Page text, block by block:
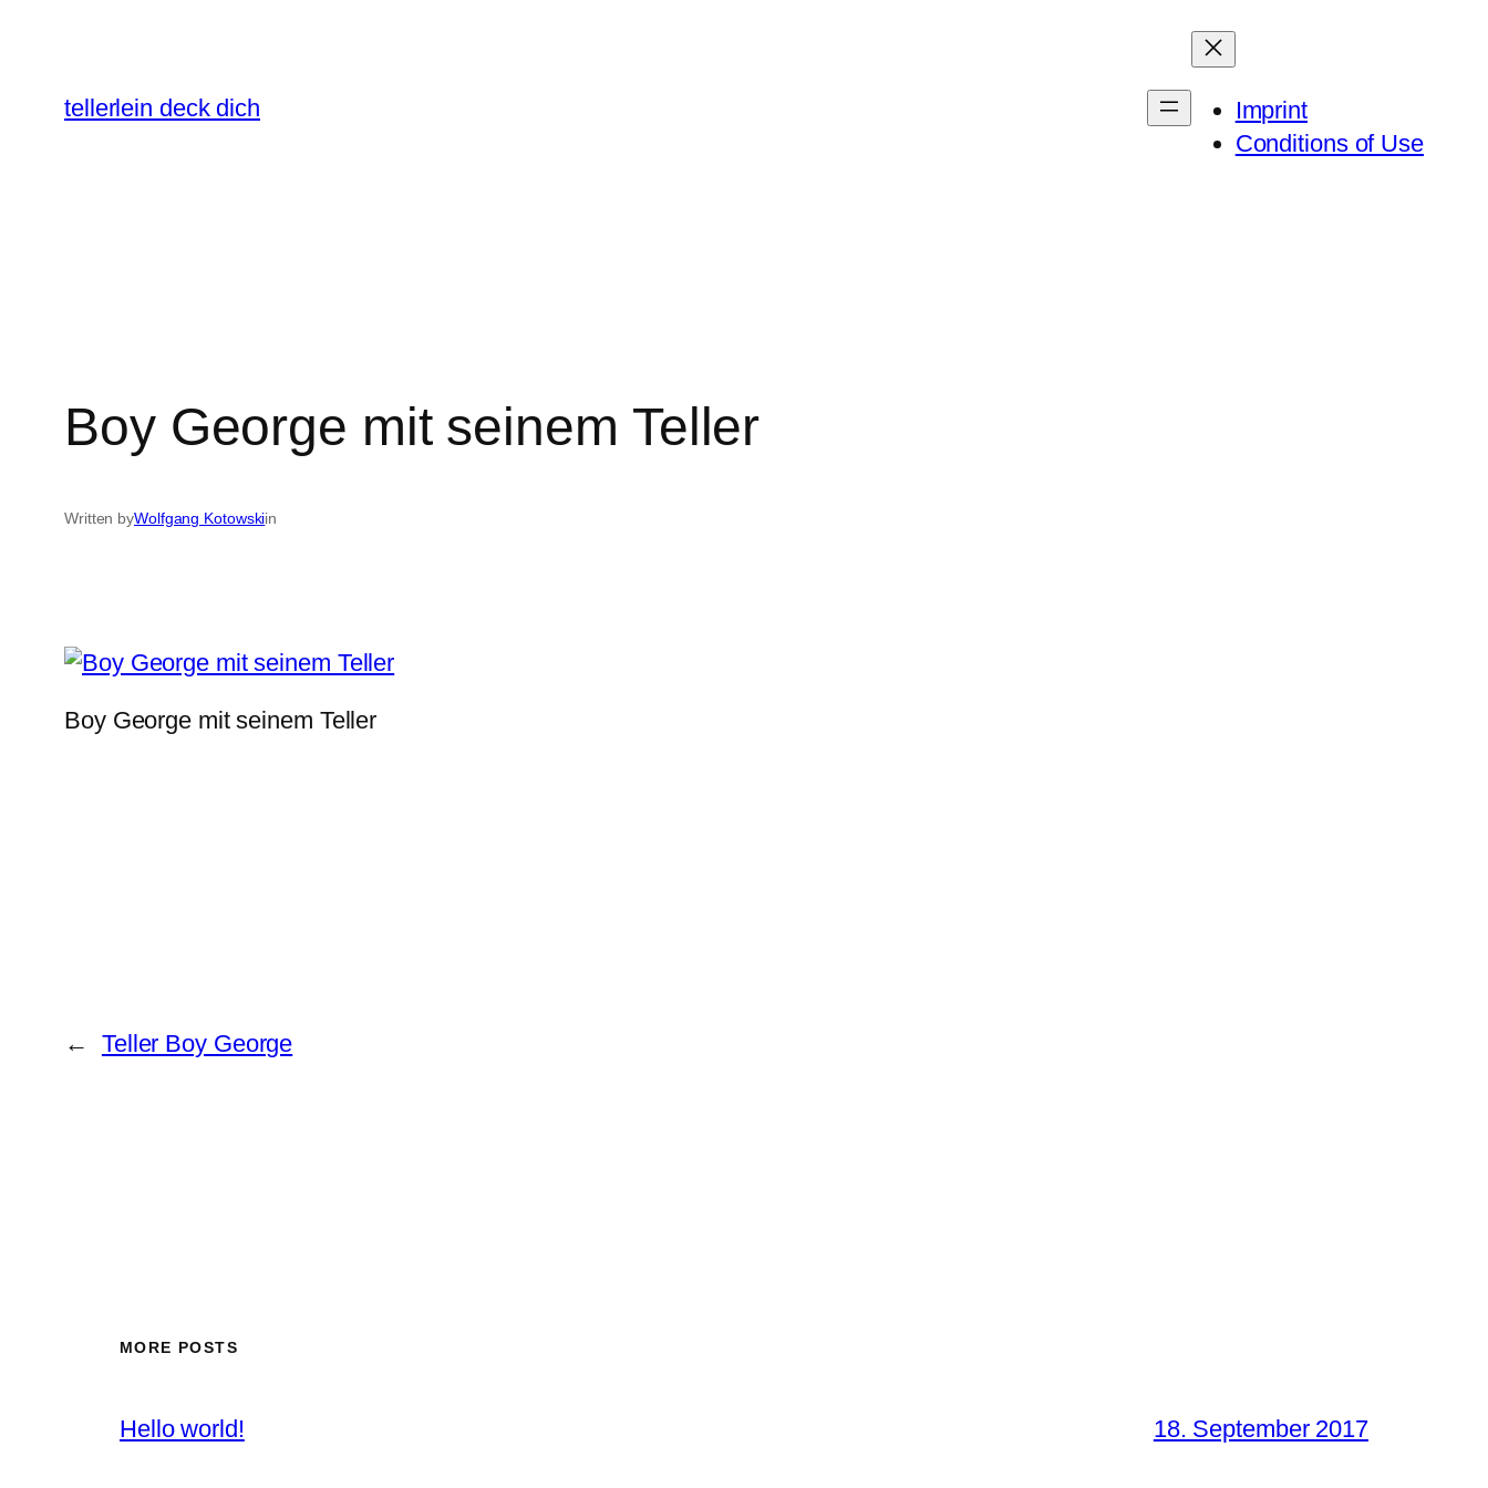
tellerlein deck dich
Imprint
Conditions of Use
Boy George mit seinem Teller
Written byWolfgang Kotowskiin
Boy George mit seinem Teller
← Teller Boy George
MORE POSTS
Hello world! 18. September 2017